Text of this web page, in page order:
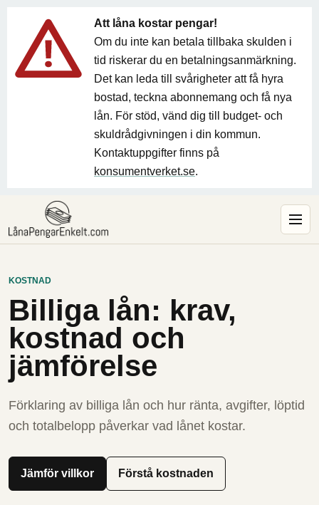
Att låna kostar pengar!
Om du inte kan betala tillbaka skulden i
tid riskerar du en betalningsanmärkning.
Det kan leda till svårigheter att få hyra
bostad, teckna abonnemang och få nya
lån. För stöd, vänd dig till budget- och
skuldrådgivningen i din kommun.
Kontaktuppgifter finns på
konsumentverket.se.
KOSTNAD
Billiga lån: krav,
kostnad och
jämförelse
Förklaring av billiga lån och hur ränta, avgifter, löptid
och totalbelopp påverkar vad lånet kostar.
Jämför villkor Förstå kostnaden